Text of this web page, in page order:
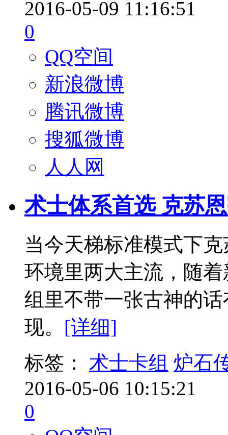
2016-05-09 11:16:51
0
QQ空间
新浪微博
腾讯微博
搜狐微博
人人网
术士体系首选 克苏
当今天梯标准模式下
环境里两大主流，随
组里不带一张古神的
现。 [详细]
标签：
术士卡组 炉石
2016-05-06 10:15:21
0